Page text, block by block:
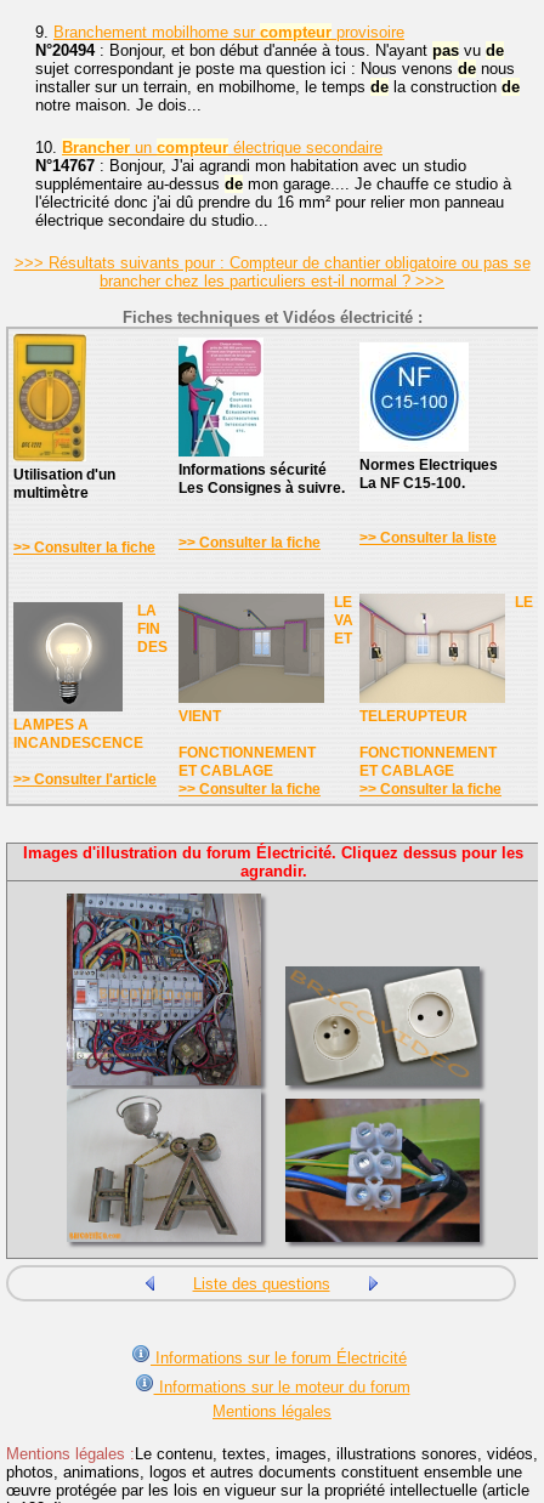
9. Branchement mobilhome sur compteur provisoire
N°20494: Bonjour, et bon début d'année à tous. N'ayant pas vu de
sujet correspondant je poste ma question ici : Nous venons de nous
installer sur un terrain, en mobilhome, le temps de la construction de
notre maison. Je dois...
10. Brancher un compteur électrique secondaire
N°14767 : Bonjour, J'ai agrandi mon habitation avec un studio
supplémentaire au-dessus de mon garage.... Je chauffe ce studio à
l'électricité donc j'ai dû prendre du 16 mm² pour relier mon panneau
électrique secondaire du studio...
>>> Résultats suivants pour : Compteur de chantier obligatoire ou pas se
brancher chez les particuliers est-il normal ? >>>
Fiches techniques et Vidéos électricité :
Utilisation d'un
multimètre
>> Consulter la fiche
Informations sécurité
Les Consignes à suivre.
>> Consulter la fiche
Normes Electriques
La NF C15-100.
>> Consulter la liste
LA
FIN
DES
LAMPES A
INCANDESCENCE
>> Consulter l'article
LE
VA
ET
VIENT
FONCTIONNEMENT
ET CABLAGE
>> Consulter la fiche
LE
TELERUPTEUR
FONCTIONNEMENT
ET CABLAGE
>> Consulter la fiche
Images d'illustration du forum Électricité. Cliquez dessus pour les
agrandir.
Liste des questions
Informations sur le forum Électricité
Informations sur le moteur du forum
Mentions légales
Mentions légales : Le contenu, textes, images, illustrations sonores, vidéos,
photos, animations, logos et autres documents constituent ensemble une
œuvre protégée par les lois en vigueur sur la propriété intellectuelle (article